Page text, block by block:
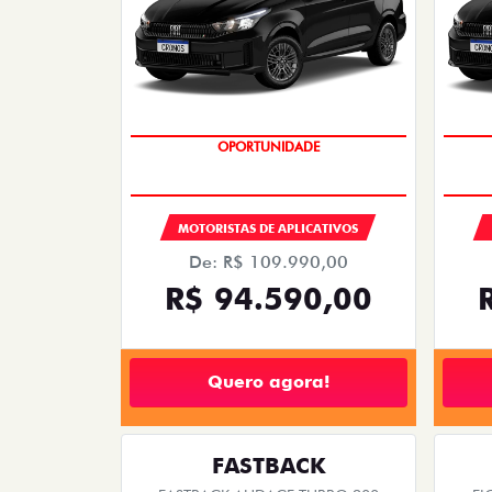
OPORTUNIDADE
MOTORISTAS DE APLICATIVOS
De: R$ 109.990,00
R$ 94.590,00
Quero agora!
FASTBACK